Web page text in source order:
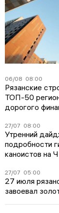
06/08 08:00
Рязанские
ТОП-50
дорогого
27/07 08:00
Утренний
подробности
каноистов на
27/07 05:00
27 июля
завоевал